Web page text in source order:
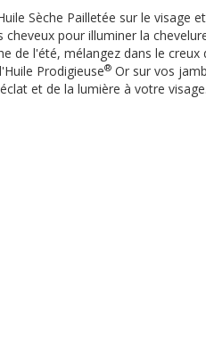
Sèche Pailletée sur le visage
pour illuminer la
de l'été, mélangez dans le creux
Prodigieuse® Or sur vos
et de la lumière à votre visage.